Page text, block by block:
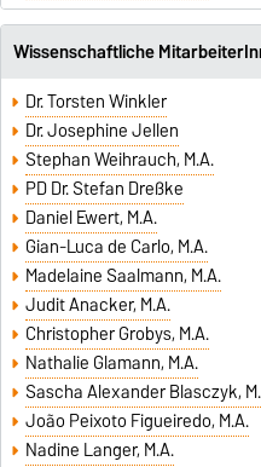
Wissenschaftliche
Dr. Torsten Winkler
Dr. Josephine Jellen
Stephan Weihrauch, M.A.
PD Dr. Stefan Dreßke
Daniel Ewert, M.A.
Gian-Luca de Carlo, M.A.
Madelaine Saalmann, M.A.
Judit Anacker, M.A.
Christopher Grobys, M.A.
Nathalie Glamann, M.A.
Sascha Alexander Blasczyk,
João Peixoto Figueiredo, M.A.
Nadine Langer, M.A.